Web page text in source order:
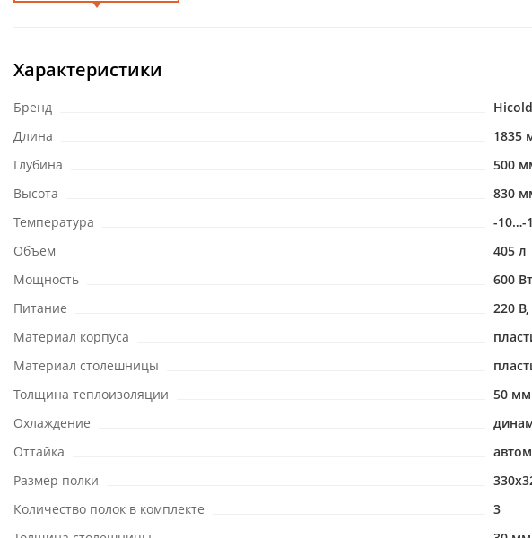
Характеристики
Бренд
Hicold
Длина
1835
Глубина
500
Высота
830
Температура
-10…-
Объем
405 л
Мощность
600 Вт
Питание
220
Материал корпуса
Материал столешницы
Толщина теплоизоляции
50 мм
Охлаждение
Оттайка
Размер полки
Количество полок в комплекте
3